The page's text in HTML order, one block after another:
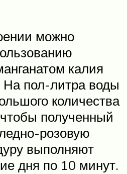
можно
калия
На пол-литра воды
количества
полученный
розовую
выполняют
дня по 10 минут.